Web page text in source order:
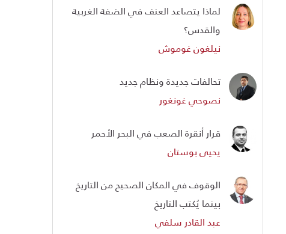
لماذا يتصاعد العنف في الضفة الغربية
والقدس؟
نيلغون غوموش
تحالفات جديدة ونظام جديد
نصوحي غونغور
قرار أنقرة الصعب في البحر الأحمر
يحيى بوستان
الوقوف في المكان الصحيح من التاريخ
بينما يُكتب التاريخ
عبد القادر سلفي